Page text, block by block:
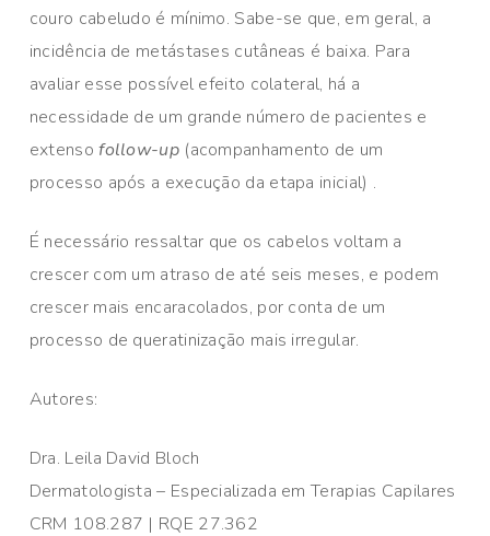
couro cabeludo é mínimo. Sabe-se que, em geral, a
incidência de metástases cutâneas é baixa. Para
avaliar esse possível efeito colateral, há a
necessidade de um grande número de pacientes e
extensofollow-up(acompanhamento de um
processo após a execução da etapa inicial) .
É necessário ressaltar que os cabelos voltam a
crescer com um atraso de até seis meses, e podem
crescer mais encaracolados, por conta de um
processo de queratinização mais irregular.
Autores:
Dra. Leila David Bloch
Dermatologista – Especializada em Terapias Capilares
CRM 108.287 | RQE 27.362